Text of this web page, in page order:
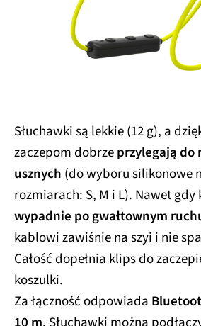
Słuchawki są lekkie (12 g), a
zaczepom dobrzeprzylegają do
usznych (do wyboru silikonowe
rozmiarach: S, M i L). Nawet gdy
wypadnie po gwałtownym
kablowi zawiśnie na szyi i nie
Całość dopełnia klips do
koszulki.
Za łączność odpowiada